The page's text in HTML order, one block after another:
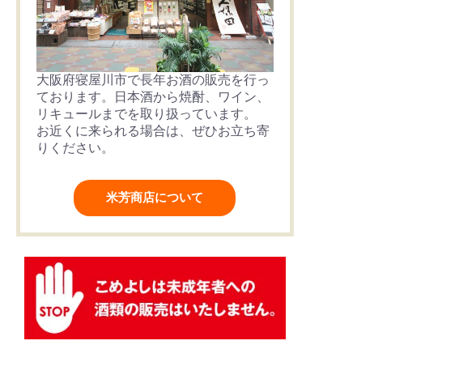
大阪府寝屋川市で長年お酒の販売を行っ
ております。日本酒から焼酎、ワイン、
リキュールまでを取り扱っています。
お近くに来られる場合は、ぜひお立ち寄
りください。
米芳商店について